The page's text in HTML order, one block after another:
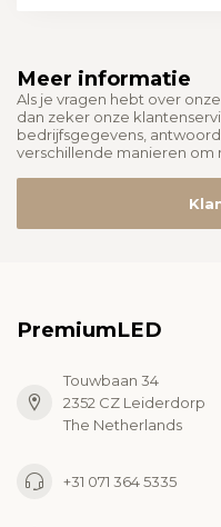
Meer informatie
Als je vragen hebt over
dan zeker onze
bedrijfsgegevens,
verschillende manieren om
PremiumLED
Touwbaan 34
2352 CZ Leiderdorp
The Netherlands
+31 071 364 5335